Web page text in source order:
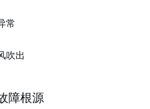
常
吹出
障根源